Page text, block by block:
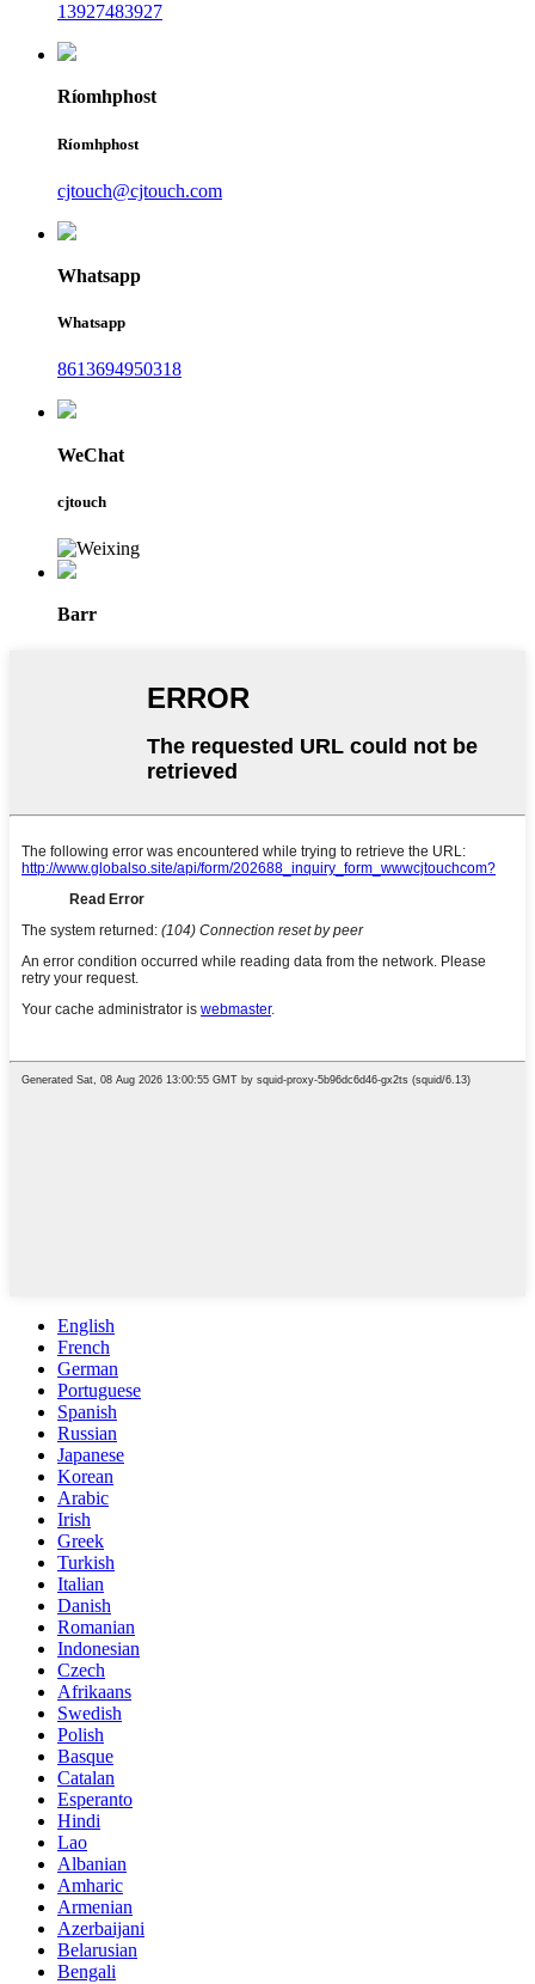
13927483927
Ríomhphost
Ríomhphost
cjtouch@cjtouch.com
Whatsapp
Whatsapp
8613694950318
WeChat
cjtouch
Barr
English
French
German
Portuguese
Spanish
Russian
Japanese
Korean
Arabic
Irish
Greek
Turkish
Italian
Danish
Romanian
Indonesian
Czech
Afrikaans
Swedish
Polish
Basque
Catalan
Esperanto
Hindi
Lao
Albanian
Amharic
Armenian
Azerbaijani
Belarusian
Bengali